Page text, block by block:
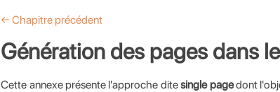
← Chapitre précédent
Génération des pages dans
Cette annexe présente l'approche ditesingle pagedont